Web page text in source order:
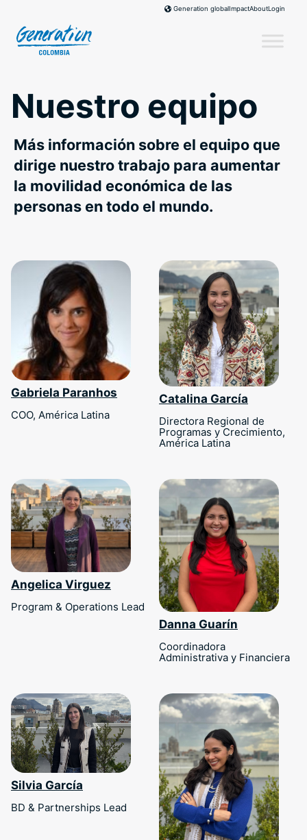
content
Generation globalImpactAboutLogin
Nuestro equipo
Más información sobre el equipo que
dirige nuestro trabajo para aumentar
la movilidad económica de las
personas en todo el mundo.
Gabriela Paranhos
COO, América Latina
Catalina García
Directora Regional de
Programas y Crecimiento,
América Latina
Angelica Virguez
Program & Operations Lead
Danna Guarín
Coordinadora
Administrativa y Financiera
Silvia García
BD & Partnerships Lead